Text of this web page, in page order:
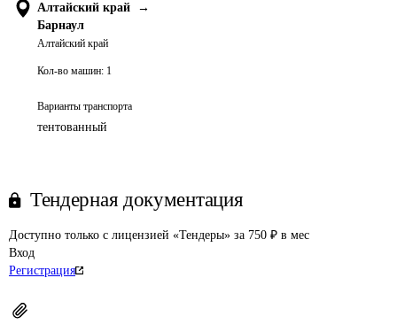
Алтайский край
→
Барнаул
Алтайский край
Кол-во машин: 1
Варианты транспорта
тентованный
Тендерная документация
Доступно только с лицензией «Тендеры» за 750 ₽ в мес
Вход
Регистрация